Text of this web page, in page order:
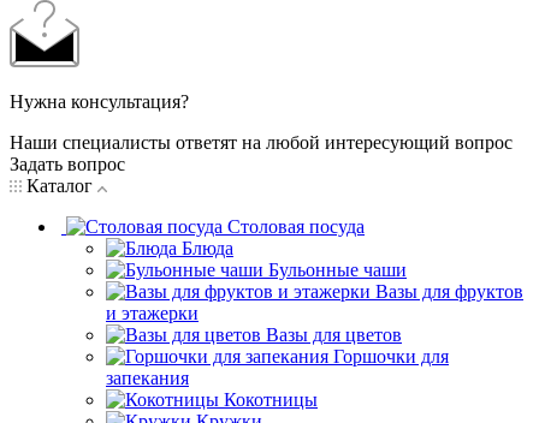
Нужна консультация?
Наши специалисты ответят на любой интересующий вопрос
Задать вопрос
Каталог
Столовая посуда
Блюда
Бульонные чаши
Вазы для фруктов
и этажерки
Вазы для цветов
Горшочки для
запекания
Кокотницы